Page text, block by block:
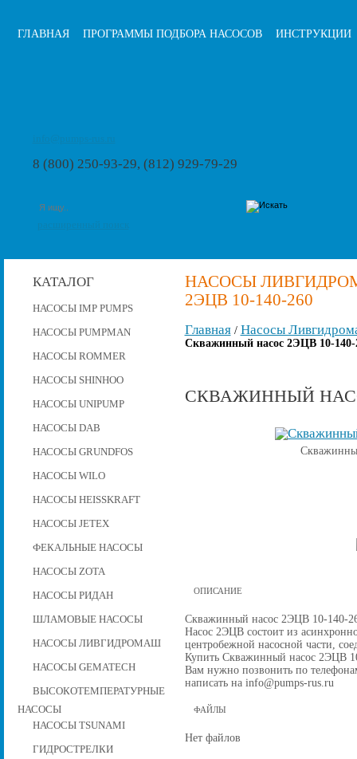
ГЛАВНАЯ ПРОГРАММЫ ПОДБОРА НАСОСОВ ИНСТРУКЦИИ
8 (800) 250-93-29, (812) 929-79-29
КАТАЛОГ
НАСОСЫ IMP PUMPS
НАСОСЫ PUMPMAN
НАСОСЫ ROMMER
НАСОСЫ SHINHOO
НАСОСЫ UNIPUMP
НАСОСЫ DAB
НАСОСЫ GRUNDFOS
НАСОСЫ WILO
НАСОСЫ HEISSKRAFT
НАСОСЫ JETEX
ФЕКАЛЬНЫЕ НАСОСЫ
НАСОСЫ ZOTA
НАСОСЫ РИДАН
ШЛАМОВЫЕ НАСОСЫ
НАСОСЫ ЛИВГИДРОМАШ
НАСОСЫ GEMATECH
ВЫСОКОТЕМПЕРАТУРНЫЕ
НАСОСЫ
НАСОСЫ TSUNAMI
ГИДРОСТРЕЛКИ
НАСОСЫ
2ЭЦВ 10-140-260
Главная/ Насосы
Скважинный насос 2ЭЦВ 10-140-
СКВАЖИННЫЙ
ОПИСАНИЕ
Скважинный насос 2ЭЦВ 10-140-
Насос 2ЭЦВ состоит из
центробежной наcосной части,
Купить Скважинный насос 2ЭЦВ
Вам нужно позвонить по
написать на info@pumps-rus.ru
ФАЙЛЫ
Нет файлов